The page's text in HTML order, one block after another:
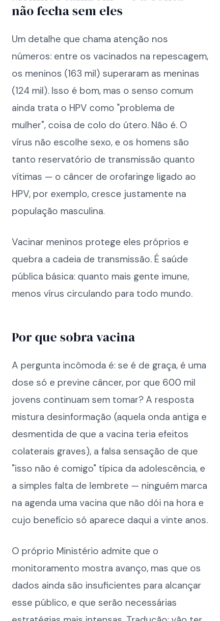
não fecha sem eles
Um detalhe que chama atenção nos
números: entre os vacinados na repescagem,
os meninos (163 mil) superaram as meninas
(124 mil). Isso é bom, mas o senso comum
ainda trata o HPV como "problema de
mulher", coisa de colo do útero. Não é. O
vírus não escolhe sexo, e os homens são
tanto reservatório de transmissão quanto
vítimas — o câncer de orofaringe ligado ao
HPV, por exemplo, cresce justamente na
população masculina.
Vacinar meninos protege eles próprios e
quebra a cadeia de transmissão. É saúde
pública básica: quanto mais gente imune,
menos vírus circulando para todo mundo.
Por que sobra vacina
A pergunta incômoda é: se é de graça, é uma
dose só e previne câncer, por que 600 mil
jovens continuam sem tomar? A resposta
mistura desinformação (aquela onda antiga e
desmentida de que a vacina teria efeitos
colaterais graves), a falsa sensação de que
"isso não é comigo" típica da adolescência, e
a simples falta de lembrete — ninguém marca
na agenda uma vacina que não dói na hora e
cujo benefício só aparece daqui a vinte anos.
O próprio Ministério admite que o
monitoramento mostra avanço, mas que os
dados ainda são insuficientes para alcançar
esse público, e que serão necessárias